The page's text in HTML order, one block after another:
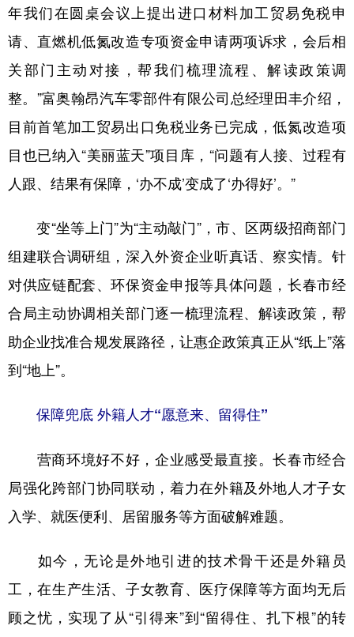
年我们在圆桌会议上提出进口材料加工贸易免税申
请、直燃机低氮改造专项资金申请两项诉求，会后相
关部门主动对接，帮我们梳理流程、解读政策调
整。”富奥翰昂汽车零部件有限公司总经理田丰介绍，
目前首笔加工贸易出口免税业务已完成，低氮改造项
目也已纳入“美丽蓝天”项目库，“问题有人接、过程有
人跟、结果有保障，‘办不成’变成了‘办得好’。”
变“坐等上门”为“主动敲门”，市、区两级招商部门
组建联合调研组，深入外资企业听真话、察实情。针
对供应链配套、环保资金申报等具体问题，长春市经
合局主动协调相关部门逐一梳理流程、解读政策，帮
助企业找准合规发展路径，让惠企政策真正从“纸上”落
到“地上”。
保障兜底 外籍人才“愿意来、留得住”
营商环境好不好，企业感受最直接。长春市经合
局强化跨部门协同联动，着力在外籍及外地人才子女
入学、就医便利、居留服务等方面破解难题。
如今，无论是外地引进的技术骨干还是外籍员
工，在生产生活、子女教育、医疗保障等方面均无后
顾之忧，实现了从“引得来”到“留得住、扎下根”的转